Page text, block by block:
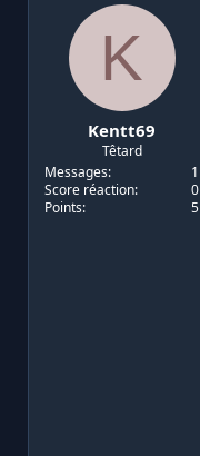
a
d
e
é
b
t
K
Kentt69
Têtard
Messages
1
Score réaction
0
Points
5